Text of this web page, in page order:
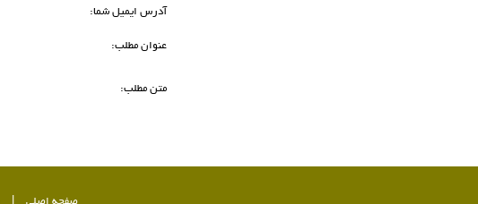
آدرس ایمیل شما:
عنوان مطلب:
متن مطلب: